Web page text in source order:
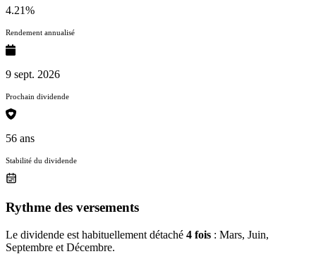
4.21%
Rendement annualisé
9 sept. 2026
Prochain dividende
56 ans
Stabilité du dividende
Rythme des versements
Le dividende est habituellement détaché 4 fois : Mars, Juin,
Septembre et Décembre.